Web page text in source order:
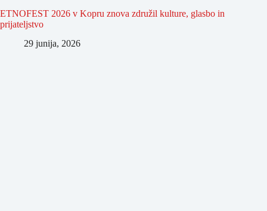
ETNOFEST 2026 v Kopru znova združil kulture, glasbo in
prijateljstvo
29 junija, 2026